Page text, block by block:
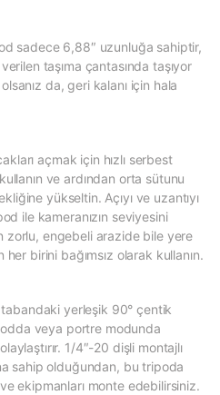
sadece 6,88″ uzunluğa sahiptir,
taşıma çantasında taşıyor
da, geri kalanı için hala
açmak için hızlı serbest
ve ardından orta sütunu
yükseltin. Açıyı ve uzantıyı
ile kameranızın seviyesini
zorlu, engebeli arazide bile yere
birini bağımsız olarak kullanın.
yerleşik 90° çentik
veya portre modunda
1/4″-20 dişli montajlı
sahip olduğundan, bu tripoda
ekipmanları monte edebilirsiniz.